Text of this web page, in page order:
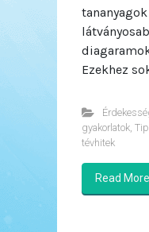
Ezekhez
gyakorlatok
tévhitek
Read More